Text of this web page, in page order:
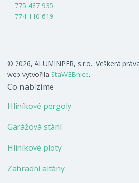
775 487 935
774 110 619
© 2026, ALUMINPER, s.r.o.. Veškerá
web vytvořila StaWEBnice.
Co nabízíme
Hliníkové pergoly
Garážová stání
Hliníkové ploty
Zahradní altány